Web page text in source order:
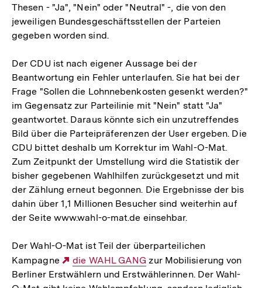
Thesen - "Ja", "Nein" oder "Neutral" -, die von den
jeweiligen Bundesgeschäftsstellen der Parteien
gegeben worden sind.
Der CDU ist nach eigener Aussage bei der
Beantwortung ein Fehler unterlaufen. Sie hat bei der
Frage "Sollen die Lohnnebenkosten gesenkt werden?"
im Gegensatz zur Parteilinie mit "Nein" statt "Ja"
geantwortet. Daraus könnte sich ein unzutreffendes
Bild über die Parteipräferenzen der User ergeben. Die
CDU bittet deshalb um Korrektur im Wahl-O-Mat.
Zum Zeitpunkt der Umstellung wird die Statistik der
bisher gegebenen Wahlhilfen zurückgesetzt und mit
der Zählung erneut begonnen. Die Ergebnisse der bis
dahin über 1,1 Millionen Besucher sind weiterhin auf
der Seite www.wahl-o-mat.de einsehbar.
Der Wahl-O-Mat ist Teil der überparteilichen
Kampagne
Externer
Link:
die WAHL GANG zur Mobilisierung von
Berliner Erstwählern und Erstwählerinnen. Der Wahl-